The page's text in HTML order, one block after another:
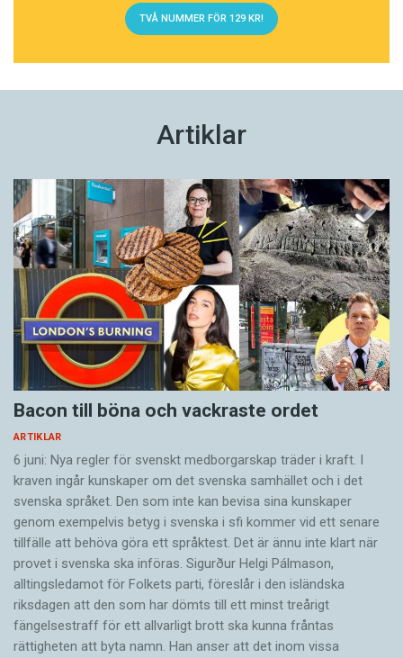
TVÅ NUMMER FÖR 129 KR!
Artiklar
Bacon till böna och vackraste ordet
ARTIKLAR
6 juni: Nya regler för svenskt medborgarskap träder i kraft. I
kraven ingår kunskaper om det svenska samhället och i det
svenska språket. Den som inte kan bevisa sina kunskaper
genom exempelvis betyg i svenska i sfi kommer vid ett senare
tillfälle att behöva göra ett språktest. Det är ännu inte klart när
provet i svenska ska införas. Sigurður Helgi Pálmason,
alltingsledamot för Folkets parti, föreslår i den isländska
riksdagen att den som har dömts till ett minst treårigt
fängelsestraff för ett allvarligt brott ska kunna fråntas
rättigheten att byta namn. Han anser att det inom vissa